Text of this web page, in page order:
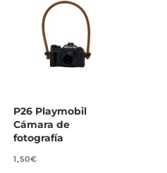
P26 Playmobil
Cámara de
fotografía
1,50€